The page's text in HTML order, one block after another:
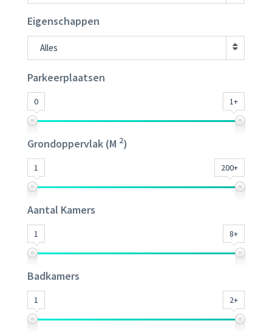
Eigenschappen
Alles
Parkeerplaatsen
0 1+
Grondoppervlak (M 2)
1 200+
Aantal Kamers
1 8+
Badkamers
1 2+